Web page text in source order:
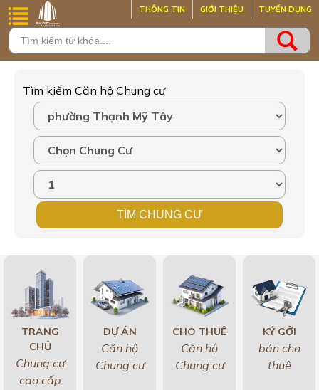
THÔNG TIN GIỚI THIỆU TUYỂN DỤNG
Tìm kiếm Căn hộ Chung cư
TRANG
CHỦ
Chung cư
cao cấp
DỰ ÁN
Căn hộ
Chung cư
CHO THUÊ
Căn hộ
Chung cư
KÝ GỞI
bán cho
thuê